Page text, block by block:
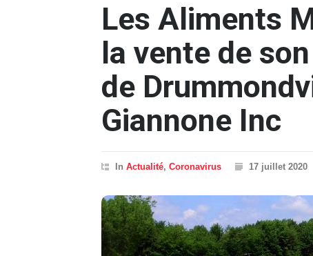
Les Aliments
la vente de
de
Giannone Inc
In Actualité, Coronavirus 17 juillet 2020